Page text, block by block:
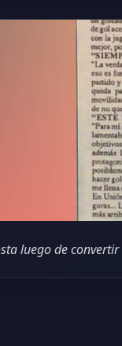
luego de convertir